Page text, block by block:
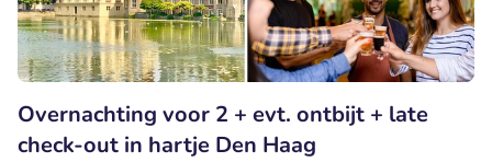
Overnachting voor 2 + evt. ontbijt + late
check-out in hartje Den Haag